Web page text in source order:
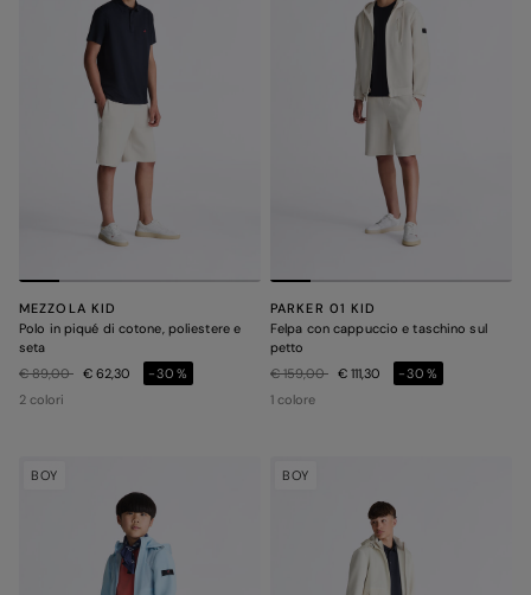
MEZZOLA KID
Polo in piqué di cotone, poliestere e
seta
Prezzo ridotto da
€ 89,00a € 62,30
-30%
2 colori
PARKER 01 KID
Felpa con cappuccio e taschino sul
petto
Prezzo ridotto da
€ 159,00a € 111,30
-30%
1 colore
BOY BOY